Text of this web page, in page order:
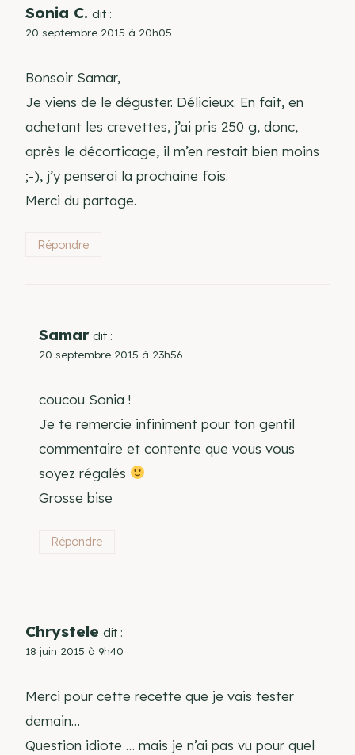
Sonia C. dit :
20 septembre 2015 à 20h05
Bonsoir Samar,
Je viens de le déguster. Délicieux. En fait, en
achetant les crevettes, j’ai pris 250 g, donc,
après le décorticage, il m’en restait bien moins
;-), j’y penserai la prochaine fois.
Merci du partage.
Répondre
Samar dit :
20 septembre 2015 à 23h56
coucou Sonia !
Je te remercie infiniment pour ton gentil
commentaire et contente que vous vous
soyez régalés
Grosse bise
Répondre
Chrystele dit :
18 juin 2015 à 9h40
Merci pour cette recette que je vais tester
demain…
Question idiote … mais je n’ai pas vu pour quel